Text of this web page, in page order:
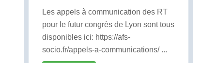
Les appels à communication des RT
pour le futur congrès de Lyon sont tous
disponibles ici: https://afs-
socio.fr/appels-a-communications/ ...